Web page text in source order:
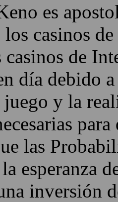
es
los casinos
de
día debido
juego y la
las
esperanza
inversión